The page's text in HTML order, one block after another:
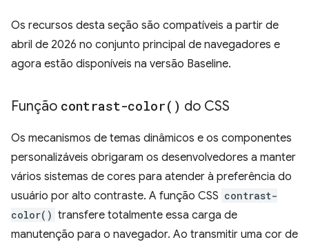
Os recursos desta seção são compatíveis a partir de
abril de 2026 no conjunto principal de navegadores e
agora estão disponíveis na versão Baseline.
Função contrast-color( ) do CSS
Os mecanismos de temas dinâmicos e os componentes
personalizáveis obrigaram os desenvolvedores a manter
vários sistemas de cores para atender à preferência do
usuário por alto contraste. A função CSS contrast-
color() transfere totalmente essa carga de
manutenção para o navegador. Ao transmitir uma cor de